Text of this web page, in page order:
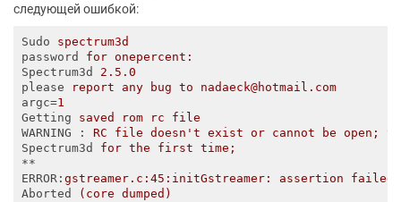
следующей ошибкой:
Sudo
spectrum3d
password
for onepercent:
Spectrum3d
2.5.0
please
report any bug to nadaeck@hotmail.com
argc=1
Getting
saved rom rc file
WARNING : RC file doesn't exist or cannot be open;
Spectrum3d
for the first time;
**
ERROR :gstreamer.c:45:initGstreamer: assertion
Aborted
(core dumped)